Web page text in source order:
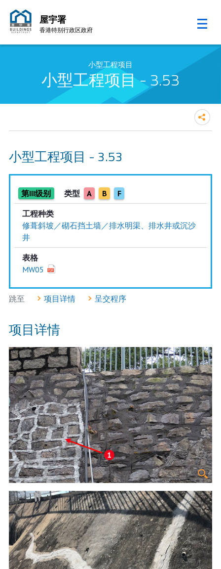
屋宇署
香港特别行政区政府
小型工程项目
小型工程项目 - 3.53
小型工程项目 - 3.53
第III级别 类型 A B F
工程种类
修葺斜坡／砌石挡土墙／排水明渠、排水井或沉沙
井
表格
MW05
跳至 项目详情 呈交程序
项目详情